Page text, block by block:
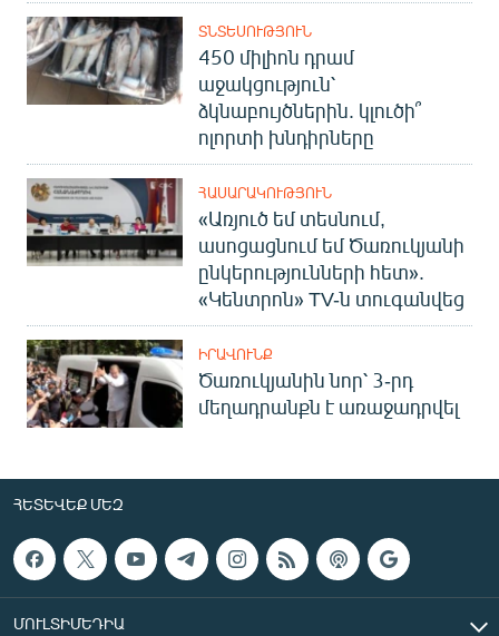
ՏՆՏԵՍՈՒԹՅՈՒՆ
450 միլիոն դրամ
աջակցություն՝
ձկնաբույծներին. կլուծի՞
ոլորտի խնդիրները
ՀԱՍԱՐԱԿՈՒԹՅՈՒՆ
«Առյուծ եմ տեսնում,
ասոցացնում եմ Ծառուկյանի
ընկերությունների հետ».
«Կենտրոն» TV-ն տուգանվեց
ԻՐԱՎՈՒՆՔ
Ծառուկյանին նոր՝ 3-րդ
մեղադրանքն է առաջադրվել
ՀԵՏԵՎԵՔ ՄԵԶ
ՄՈՒԼՏԻՄԵԴԻԱ